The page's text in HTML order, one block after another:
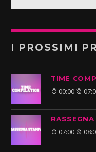
I PROSSIMI
TIME
00:00
07:00